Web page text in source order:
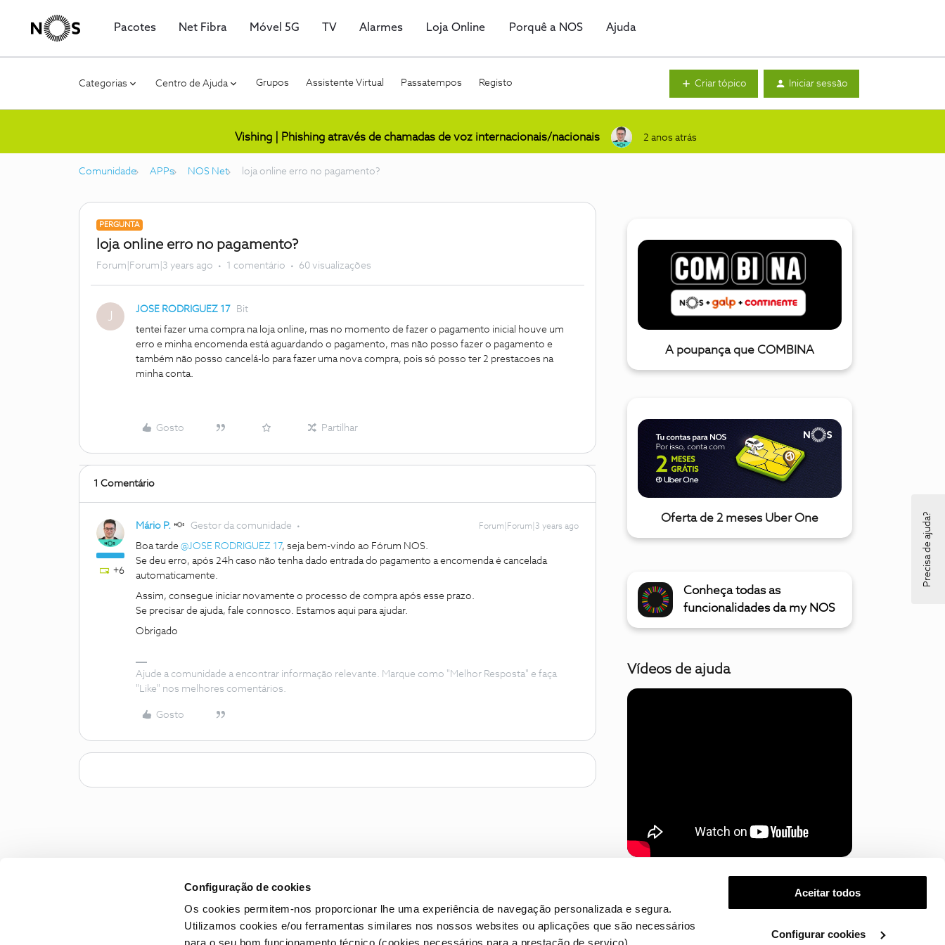
Configuração de cookies
Os cookies permitem-nos proporcionar lhe uma experiência de navegação personalizada e segura.
Utilizamos cookies e/ou ferramentas similares nos nossos websites ou aplicações que são necessários
Aceitar todos
Configurar cookies
Pacotes Net Fibra Móvel 5G TV Alarmes Loja Online Porquê a NOS Ajuda
Categorias Centro de Ajuda Grupos Assistente Virtual Passatempos Registo Criar tópico Iniciar sessão
Vishing | Phishing através de chamadas de voz internacionais/nacionais 2 anos atrás
Comunidade APPs NOS Net loja online erro no pagamento?
PERGUNTA
loja online erro no pagamento?
Forum|Forum|3 years ago 1 comentário 60 visualizações
J JOSE RODRIGUEZ 17 Bit
tentei fazer uma compra na loja online, mas no momento de fazer o pagamento inicial houve um
erro e minha encomenda está aguardando o pagamento, mas não posso fazer o pagamento e
também não posso cancelá-lo para fazer uma nova compra, pois só posso ter 2 prestacoes na
minha conta.
Gosto Partilhar
1 Comentário
+6
Mário P. Gestor da comunidade Forum|Forum|3 years ago
Boa tarde @JOSE RODRIGUEZ 17, seja bem-vindo ao Fórum NOS.
Se deu erro, após 24h caso não tenha dado entrada do pagamento a encomenda é cancelada
automaticamente.
Assim, consegue iniciar novamente o processo de compra após esse prazo.
Se precisar de ajuda, fale connosco. Estamos aqui para ajudar.
Obrigado
Ajude a comunidade a encontrar informação relevante. Marque como "Melhor Resposta" e faça
"Like" nos melhores comentários.
Gosto
A poupança que COMBINA
Oferta de 2 meses Uber One
Conheça todas as
funcionalidades da my NOS
Vídeos de ajuda
Precisa de ajuda?